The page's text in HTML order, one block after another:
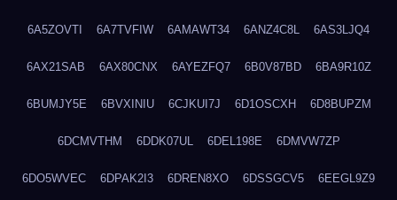
6A5ZOVTI 6A7TVFIW 6AMAWT34 6ANZ4C8L 6AS3LJQ4
6AX21SAB 6AX80CNX 6AYEZFQ7 6B0V87BD 6BA9R10Z
6BUMJY5E 6BVXINIU 6CJKUI7J 6D1OSCXH 6D8BUPZM
6DCMVTHM 6DDK07UL 6DEL198E 6DMVW7ZP
6DO5WVEC 6DPAK2I3 6DREN8XO 6DSSGCV5 6EEGL9Z9